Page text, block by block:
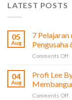
LATEST POSTS
05
Aug
7
Pengusaha
Comments Offon
04
Aug
Profi Lee
Comments Offon